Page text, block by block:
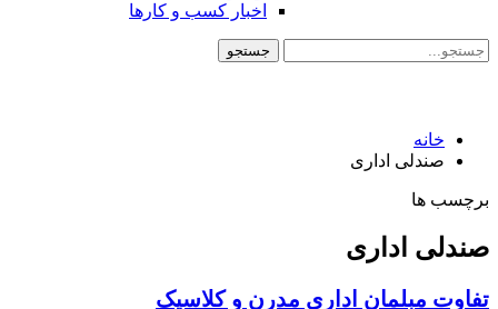
اخبار کسب و کارها
خانه
صندلی اداری
برچسب ها
صندلی اداری
تفاوت مبلمان اداری مدرن و کلاسیک